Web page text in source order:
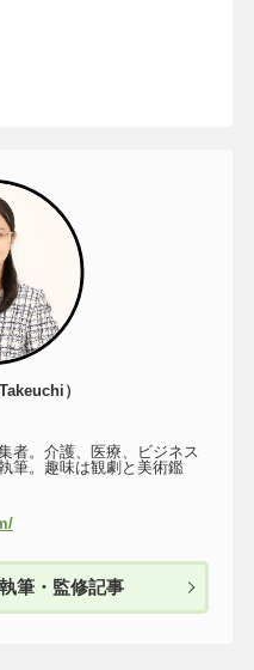
）
者。介護、医療、ビジネス
筆。趣味は観劇と美術鑑
筆・監修記事